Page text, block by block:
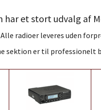
har et stort udvalg af
Alle radioer leveres uden
sektion er til professionelt